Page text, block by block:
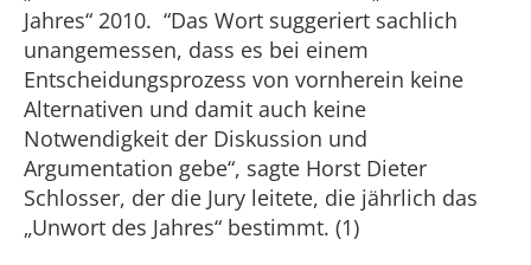
Jahres“ 2010. “Das Wort suggeriert sachlich
unangemessen, dass es bei einem
Entscheidungsprozess von vornherein keine
Alternativen und damit auch keine
Notwendigkeit der Diskussion und
Argumentation gebe“, sagte Horst Dieter
Schlosser, der die Jury leitete, die jährlich das
„Unwort des Jahres“ bestimmt. (1)